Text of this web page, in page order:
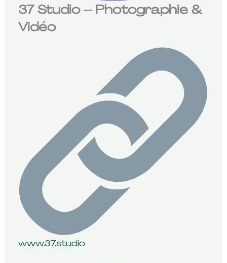
37 Studio – Photographie &
Vidéo
www.37.studio